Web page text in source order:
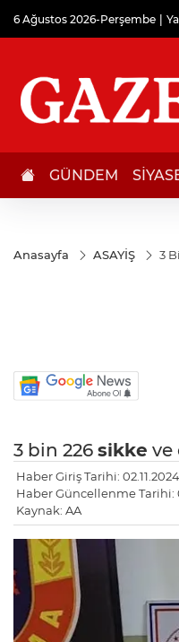
6 Ağustos 2026-Perşembe
GÜNDEM
Anasayfa ASAYİŞ 3
3 bin 226 sikke ve
Haber Giriş Tarihi:
Haber Güncellenme Tarihi:
Kaynak: AA